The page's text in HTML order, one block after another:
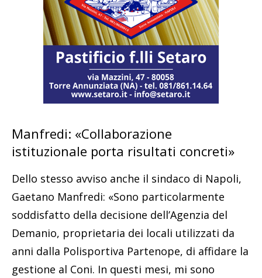
Manfredi: «Collaborazione
istituzionale porta risultati concreti»
Dello stesso avviso anche il sindaco di Napoli,
Gaetano Manfredi: «Sono particolarmente
soddisfatto della decisione dell’Agenzia del
Demanio, proprietaria dei locali utilizzati da
anni dalla Polisportiva Partenope, di affidare la
gestione al Coni. In questi mesi, mi sono